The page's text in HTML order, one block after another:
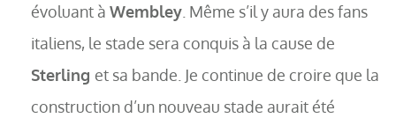
évoluant à Wembley . Même s’il y aura des fans
italiens, le stade sera conquis à la cause de
Sterling et sa bande. Je continue de croire que la
construction d’un nouveau stade aurait été